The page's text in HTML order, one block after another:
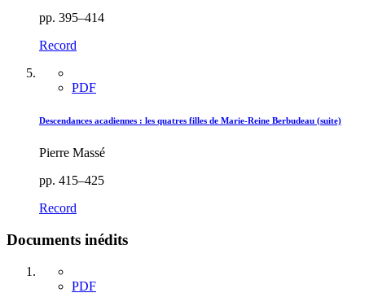
pp. 395–414
Record
PDF
Descendances acadiennes : les quatres filles de Marie-Reine Berbudeau (suite)
Pierre Massé
pp. 415–425
Record
Documents inédits
PDF